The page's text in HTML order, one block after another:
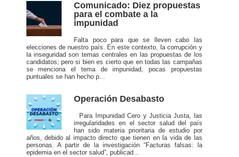
Comunicado: Diez propuestas
para el combate a la
impunidad
Falta poco para que se lleven cabo las
elecciones de nuestro país. En este contexto, la corrupción y
la inseguridad son temas centrales en las propuestas de los
candidatos; pero si bien es cierto que en todas las campañas
se menciona el tema de impunidad, pocas propuestas
puntuales se han hecho p...
Operación Desabasto
Para Impunidad Cero y Justicia Justa, las
irregularidades en el sector salud del país
han sido materia prioritaria de estudio por
años, debido al impacto directo que tienen en la vida de las
personas. A partir de la investigación “Facturas falsas: la
epidemia en el sector salud”, publicad...